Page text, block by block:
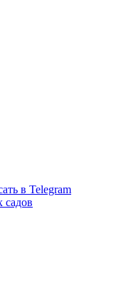
в Telegram
садов